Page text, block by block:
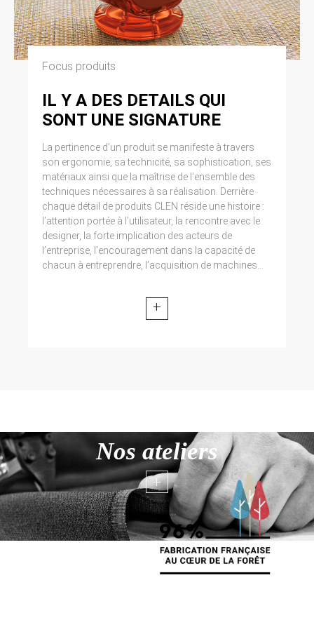
Focus produits
IL Y A DES DETAILS QUI
SONT UNE SIGNATURE
La pertinence d’un produit se manifeste à travers
son ergonomie, sa technicité, sa sophistication, ses
matériaux ainsi que la maîtrise de l’ensemble des
techniques nécessaires à sa réalisation. Derrière
chaque détail de produits CLEN réside une histoire :
l’attention portée à l’utilisateur, la rencontre avec le
designer, la forte implication des acteurs de
l’entreprise, l’encouragement dans la capacité de
chacun à entreprendre, l’acquisition de machines...
+
Nos ateliers
+